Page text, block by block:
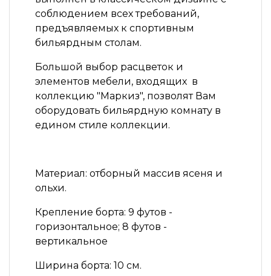
соблюдением всех требований,
предъявляемых к спортивным
бильярдным столам.
Большой выбор расцветок и
элементов мебели, входящих в
коллекцию "Маркиз", позволят Вам
оборудовать бильярдную комнату в
едином стиле коллекции.
Материал: отборный массив ясеня и
ольхи.
Крепление борта: 9 футов -
горизонтальное; 8 футов -
вертикальное
Ширина борта: 10 см.